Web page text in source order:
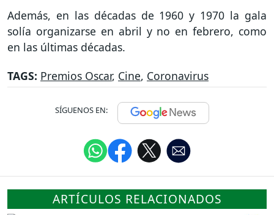
Además, en las décadas de 1960 y 1970 la gala
solía organizarse en abril y no en febrero, como
en las últimas décadas.
TAGS: Premios Oscar, Cine, Coronavirus
SÍGUENOS EN:
ARTÍCULOS RELACIONADOS